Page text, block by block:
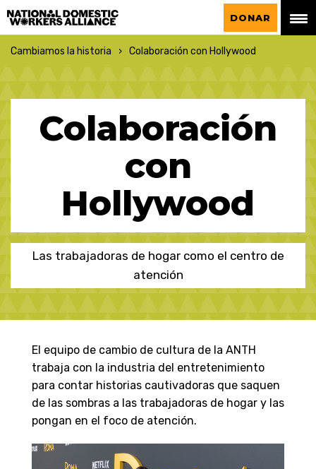
La Alianza Nacional de Trabajadoras del
Hogar
DONAR
Colaboración
con
Hollywood
Las trabajadoras de hogar como el centro de
atención
Cambiamos la historia Colaboración con Hollywood
El equipo de cambio de cultura de la ANTH
trabaja con la industria del entretenimiento
para contar historias cautivadoras que saquen
de las sombras a las trabajadoras de hogar y las
pongan en el foco de atención.